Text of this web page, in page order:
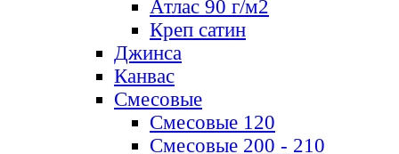
Атлас 90 г/м2
Креп сатин
Джинса
Канвас
Смесовые
Смесовые 120
Смесовые 200 - 210